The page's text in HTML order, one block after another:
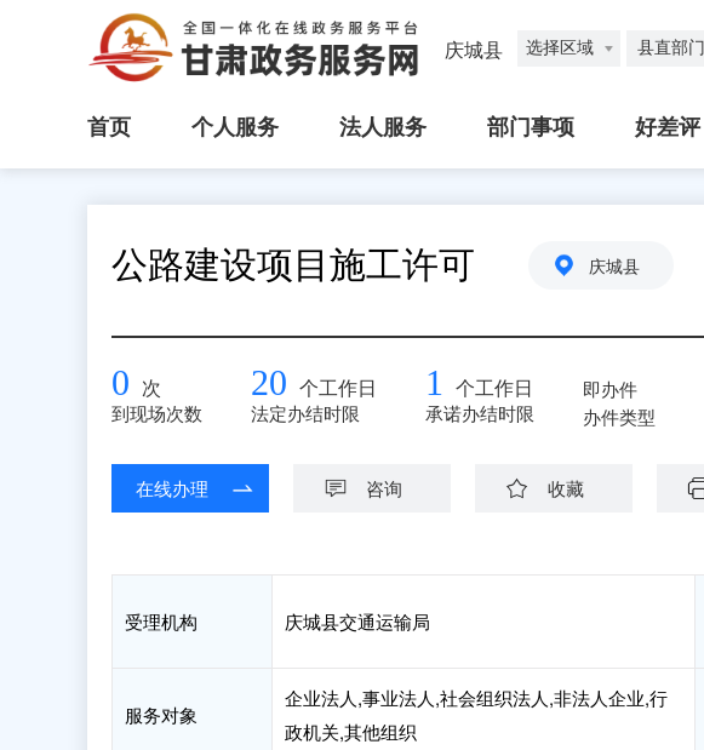
庆城县 选择区域 县直部门
首页 个人服务 法人服务 部门事项 好差评
公路建设项目施工许可 庆城县
0 次
到现场次数
20 个工作日
法定办结时限
1 个工作日
承诺办结时限
即办件
办件类型
在线办理 咨询 收藏
受理机构 庆城县交通运输局
服务对象
企业法人,事业法人,社会组织法人,非法人企业,行
政机关,其他组织